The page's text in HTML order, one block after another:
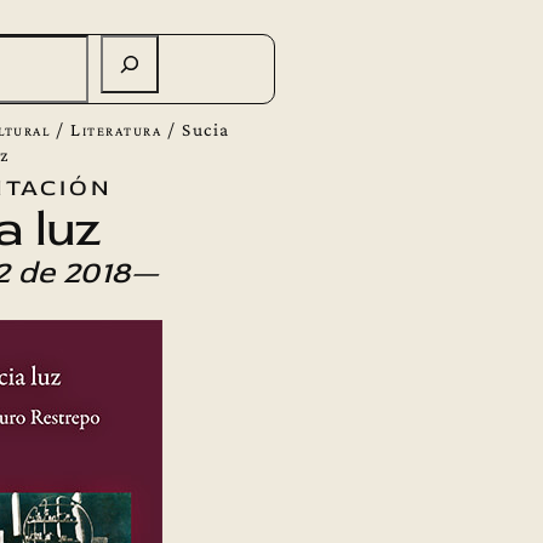
/Literatura /Sucia
luz
de 2018—